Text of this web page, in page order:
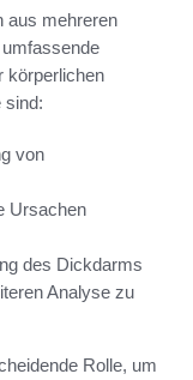
aus mehreren
körperlichen
sind:
von
Ursachen
des Dickdarms
Analyse zu
Rolle, um